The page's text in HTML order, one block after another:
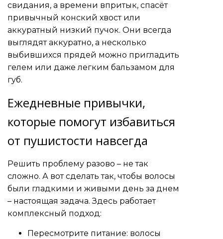
свидания, а времени впритык, спасёт
привычный конский хвост или
аккуратный низкий пучок. Они всегда
выглядят аккуратно, а несколько
выбившихся прядей можно пригладить
гелем или даже легким бальзамом для
губ.
Ежедневные привычки,
которые помогут избавиться
от пушистости навсегда
Решить проблему разово – не так
сложно. А вот сделать так, чтобы волосы
были гладкими и живыми день за днем
– настоящая задача. Здесь работает
комплексный подход:
Пересмотрите питание: волосы